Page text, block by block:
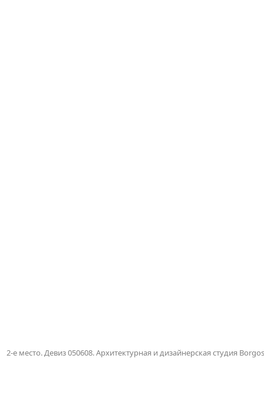
2-е место. Девиз 050608. Архитектурная и дизайнерская студия